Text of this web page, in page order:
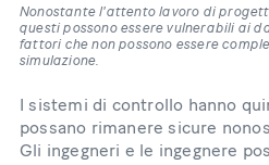
Nonostante l'attento lavoro di
questi possono essere vulnerabili ai
fattori che non possono essere
simulazione.
I sistemi di controllo hanno
possano rimanere sicure
Gli ingegneri e le ingegnere